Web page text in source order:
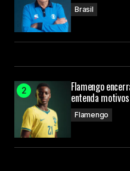
Brasil
Flamengo
entenda motivos
Flamengo